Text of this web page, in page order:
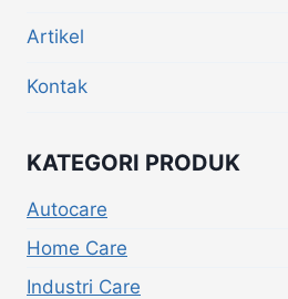
Artikel
Kontak
KATEGORI PRODUK
Autocare
Home Care
Industri Care